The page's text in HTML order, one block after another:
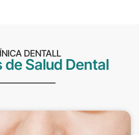
DENTALL
de Salud Dental